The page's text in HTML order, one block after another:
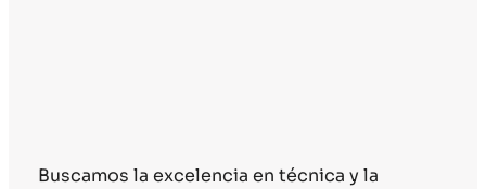
Buscamos la excelencia en técnica y la